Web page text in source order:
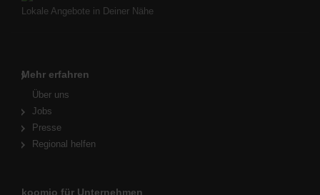
Lokale Angebote in Deiner Nähe
Mehr erfahren
Über uns
Jobs
Presse
Regional helfen
koomio für Unternehmen